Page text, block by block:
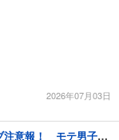
2026年07月03日
小学館ジュニア文庫 三つ子ラブ注意報！ モテ男子の目黒くんたちと一緒に住むことになりまして